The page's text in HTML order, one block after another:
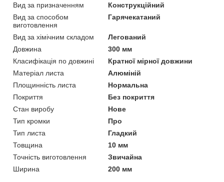
Вид за призначенням
Конструкційний
Вид за способом
виготовлення
Гарячекатаний
Вид за хімічним складом
Легований
Довжина
300 мм
Класифікація по довжині
Кратної мірної довжини
Матеріал листа
Алюміній
Площинність листа
Нормальна
Покриття
Без покриття
Стан виробу
Нове
Тип кромки
Про
Тип листа
Гладкий
Товщина
10 мм
Точність виготовлення
Звичайна
Ширина
200 мм